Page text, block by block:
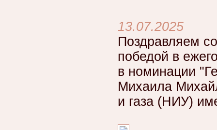
13.07.2025
Поздравляем
победой в
в номинации
Михаила
и газа (НИУ)